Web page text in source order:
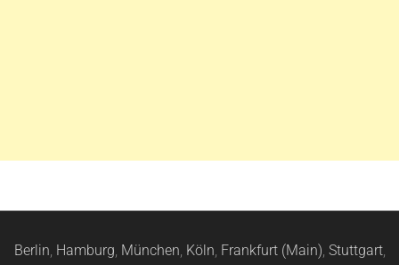
Berlin, Hamburg, München, Köln, Frankfurt (Main), Stuttgart,